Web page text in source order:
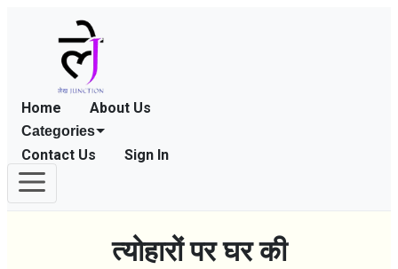
Home About Us
Categories
Contact Us Sign In
त्योहारों पर घर की